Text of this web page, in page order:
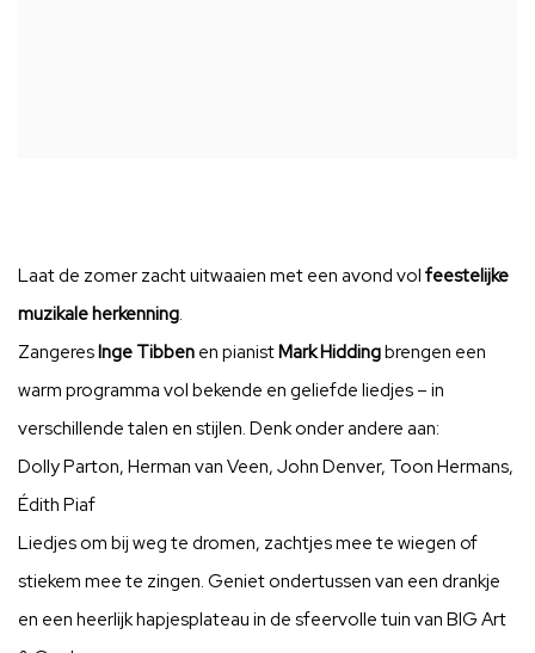
Laat de zomer zacht uitwaaien met een avond vol feestelijke
muzikale herkenning.
ZangeresInge Tibben en pianistMark Hiddingbrengen een
warm programma vol bekende en geliefde liedjes – in
verschillende talen en stijlen. Denk onder andere aan:
Dolly Parton, Herman van Veen, John Denver, Toon Hermans,
Édith Piaf
Liedjes om bij weg te dromen, zachtjes mee te wiegen of
stiekem mee te zingen. Geniet ondertussen van een drankje
en een heerlijk hapjesplateau in de sfeervolle tuin van BIG Art